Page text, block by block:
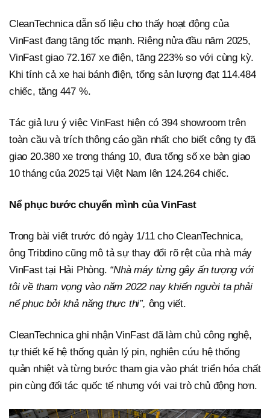
CleanTechnica dẫn số liệu cho thấy hoạt động của
VinFast đang tăng tốc mạnh. Riêng nửa đầu năm 2025,
VinFast giao 72.167 xe điện, tăng 223% so với cùng kỳ.
Khi tính cả xe hai bánh điện, tổng sản lượng đạt 114.484
chiếc, tăng 447 %.
Tác giả lưu ý việc VinFast hiện có 394 showroom trên
toàn cầu và trích thông cáo gần nhất cho biết công ty đã
giao 20.380 xe trong tháng 10, đưa tổng số xe bàn giao
10 tháng của 2025 tại Việt Nam lên 124.264 chiếc.
Nể phục bước chuyển mình của VinFast
Trong bài viết trước đó ngày 1/11 cho CleanTechnica,
ông Tribdino cũng mô tả sự thay đổi rõ rệt của nhà máy
VinFast tại Hải Phòng. “Nhà máy từng gây ấn tượng với
tôi về tham vọng vào năm 2022 nay khiến người ta phải
nể phục bởi khả năng thực thi”, ông viết.
CleanTechnica ghi nhận VinFast đã làm chủ công nghệ,
tự thiết kế hệ thống quản lý pin, nghiên cứu hệ thống
quản nhiệt và từng bước tham gia vào phát triển hóa chất
pin cùng đối tác quốc tế nhưng với vai trò chủ động hơn.